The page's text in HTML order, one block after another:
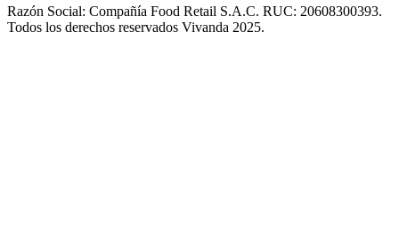
Razón Social: Compañía Food Retail S.A.C. RUC: 20608300393.
Todos los derechos reservados Vivanda 2025.